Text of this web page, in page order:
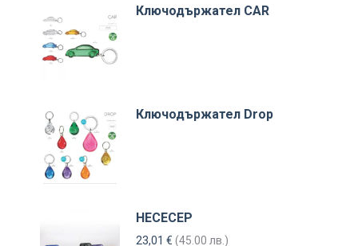
Ключодържател CAR
Ключодържател Drop
НЕСЕСЕР
23,01 € (45.00 лв.)